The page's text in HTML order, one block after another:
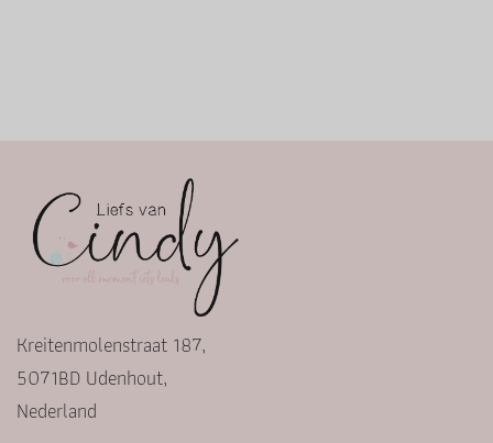
Kreitenmolenstraat 187,
5071BD Udenhout,
Nederland